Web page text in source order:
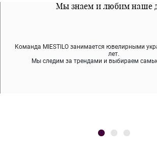
Мы знаем и любим наше
Команда MIESTILO занимается ювелирными
лет.
Мы следим за трендами и выбираем
Все наши материалы
Мы используем покрытие (родий, ювелирный
содержит никеля и свинца — это
Примерка перед
Во время доставки спокойно примеряйте
что вам нравятся, остальные заберёт